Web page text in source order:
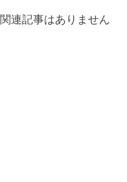
関連記事はありません